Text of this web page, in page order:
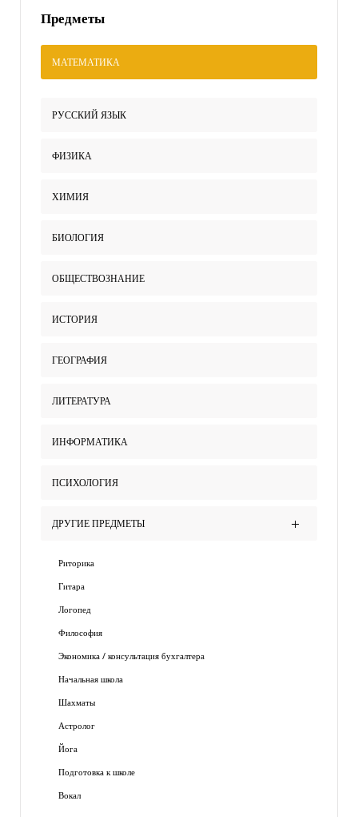
Предметы
МАТЕМАТИКА
РУССКИЙ ЯЗЫК
ФИЗИКА
ХИМИЯ
БИОЛОГИЯ
ОБЩЕСТВОЗНАНИЕ
ИСТОРИЯ
ГЕОГРАФИЯ
ЛИТЕРАТУРА
ИНФОРМАТИКА
ПСИХОЛОГИЯ
ДРУГИЕ ПРЕДМЕТЫ
Риторика
Гитара
Логопед
Философия
Экономика / консультация бухгалтера
Начальная школа
Шахматы
Астролог
Йога
Подготовка к школе
Вокал